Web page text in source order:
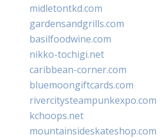
midletontkd.com
gardensandgrills.com
basilfoodwine.com
nikko-tochigi.net
caribbean-corner.com
bluemoongiftcards.com
rivercitysteampunkexpo.com
kchoops.net
mountainsideskateshop.com